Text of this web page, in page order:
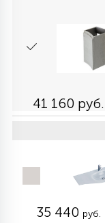
41 160 руб.
35 440 руб.